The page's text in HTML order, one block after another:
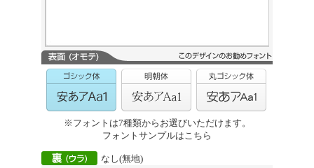
※フォントは7種類からお選びいただけます。
フォントサンプルはこちら
なし(無地)